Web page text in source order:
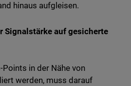
hinaus aufgleisen.
Signalstärke auf gesicherte
Points in der Nähe von
werden, muss darauf